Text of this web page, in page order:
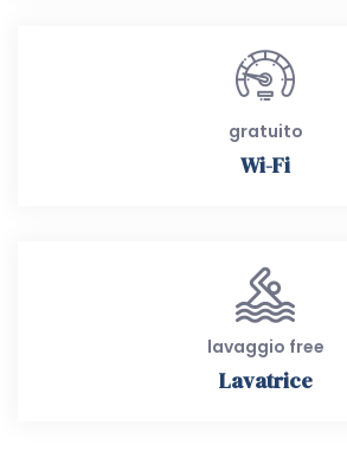
gratuito
Wi-Fi
lavaggio free
Lavatrice